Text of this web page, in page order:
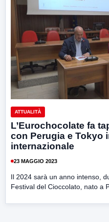
ATTUALITÀ
L’Eurochocolate fa
con Perugia e Tokyo
internazionale
23 MAGGIO 2023
Il 2024 sarà un anno intenso,
Festival del Cioccolato, nato a